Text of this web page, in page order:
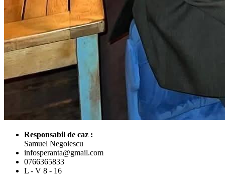
Responsabil de caz :
Samuel Negoiescu
infosperanta@gmail.com
0766365833
L - V 8 - 16